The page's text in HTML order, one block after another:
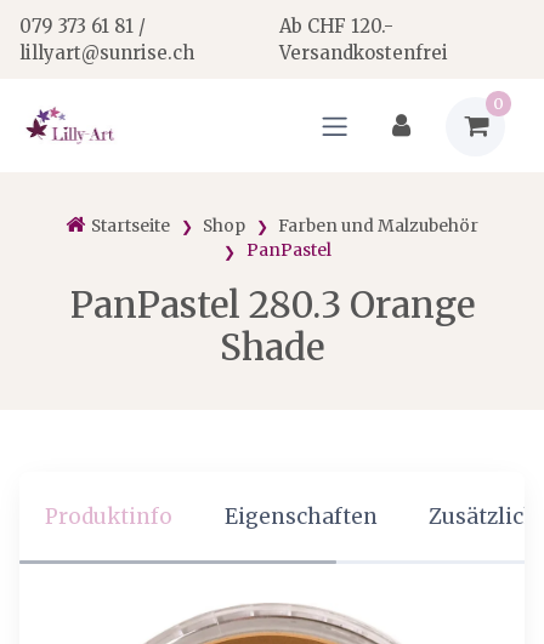
079 373 61 81 /
lillyart@sunrise.ch
Ab CHF 120.-
Versandkostenfrei
0
Startseite Shop
Farben und Malzubehör
PanPastel
PanPastel 280.3 Orange
Shade
Produktinfo Eigenschaften